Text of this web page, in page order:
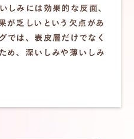
しみには効果的な反面、
が乏しいという欠点があ
では、表皮層だけでなく
め、深いしみや薄いしみ